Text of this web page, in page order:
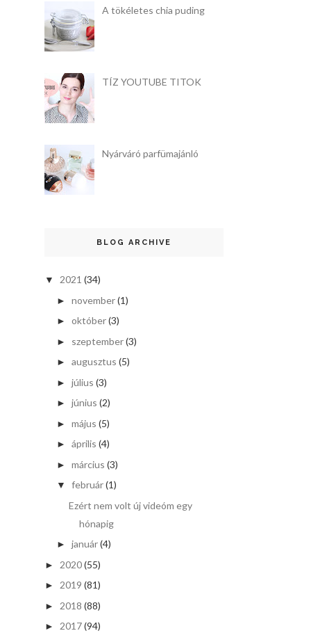
A tökéletes chia puding
TÍZ YOUTUBE TITOK
Nyárváró parfümajánló
BLOG ARCHIVE
▼ 2021 (34)
► november(1)
► október(3)
► szeptember(3)
► augusztus (5)
► július (3)
► június (2)
► május (5)
► április (4)
► március (3)
▼ február(1)
Ezért nem volt új videóm egy
hónapig
► január(4)
► 2020(55)
► 2019 (81)
► 2018 (88)
► 2017(94)